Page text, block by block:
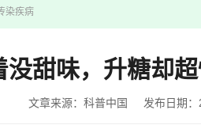
染疾病
没甜味，升糖却
文章来源：科普中国 发布日期